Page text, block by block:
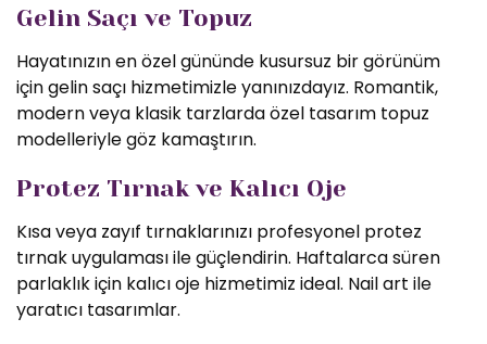
Gelin Saçı ve Topuz
Hayatınızın en özel gününde kusursuz bir görünüm
için gelin saçı hizmetimizle yanınızdayız. Romantik,
modern veya klasik tarzlarda özel tasarım topuz
modelleriyle göz kamaştırın.
Protez Tırnak ve Kalıcı Oje
Kısa veya zayıf tırnaklarınızı profesyonel protez
tırnak uygulaması ile güçlendirin. Haftalarca süren
parlaklık için kalıcı oje hizmetimiz ideal. Nail art ile
yaratıcı tasarımlar.